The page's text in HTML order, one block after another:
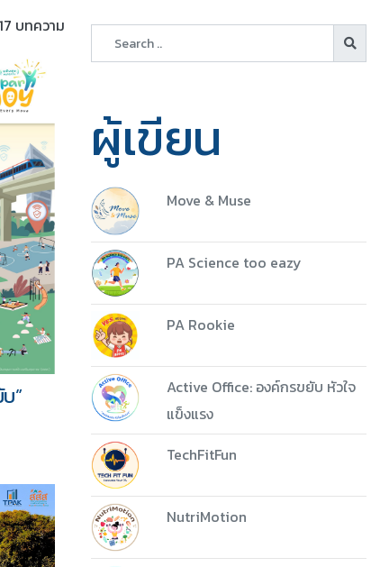
Download
บทความ
”
ผู้เขียน
Move & Muse
PA Science too eazy
PA Rookie
Active Office: องค์กรขยับ หัวใจ
แข็งแรง
TechFitFun
NutriMotion